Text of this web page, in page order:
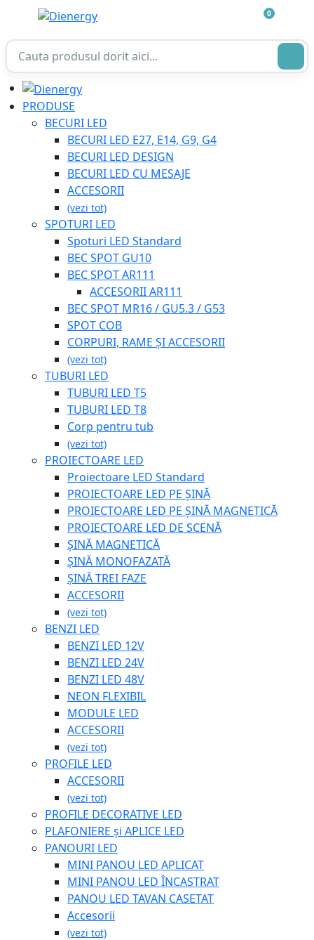
0
PRODUSE
BECURI LED
BECURI LED E27, E14, G9, G4
BECURI LED DESIGN
BECURI LED CU MESAJE
ACCESORII
(vezi tot)
SPOTURI LED
Spoturi LED Standard
BEC SPOT GU10
BEC SPOT AR111
ACCESORII AR111
BEC SPOT MR16 / GU5.3 / G53
SPOT COB
CORPURI, RAME ȘI ACCESORII
(vezi tot)
TUBURI LED
TUBURI LED T5
TUBURI LED T8
Corp pentru tub
(vezi tot)
PROIECTOARE LED
Proiectoare LED Standard
PROIECTOARE LED PE ȘINĂ
PROIECTOARE LED PE ȘINĂ MAGNETICĂ
PROIECTOARE LED DE SCENĂ
ȘINĂ MAGNETICĂ
ȘINĂ MONOFAZATĂ
ȘINĂ TREI FAZE
ACCESORII
(vezi tot)
BENZI LED
BENZI LED 12V
BENZI LED 24V
BENZI LED 48V
NEON FLEXIBIL
MODULE LED
ACCESORII
(vezi tot)
PROFILE LED
ACCESORII
(vezi tot)
PROFILE DECORATIVE LED
PLAFONIERE și APLICE LED
PANOURI LED
MINI PANOU LED APLICAT
MINI PANOU LED ÎNCASTRAT
PANOU LED TAVAN CASETAT
Accesorii
(vezi tot)